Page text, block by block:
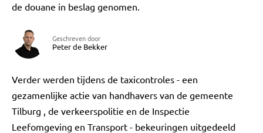
de douane in beslag genomen.
Geschreven door
Peter de Bekker
Verder werden tijdens de taxicontroles - een
gezamenlijke actie van handhavers van de gemeente
Tilburg , de verkeerspolitie en de Inspectie
Leefomgeving en Transport - bekeuringen uitgedeeld